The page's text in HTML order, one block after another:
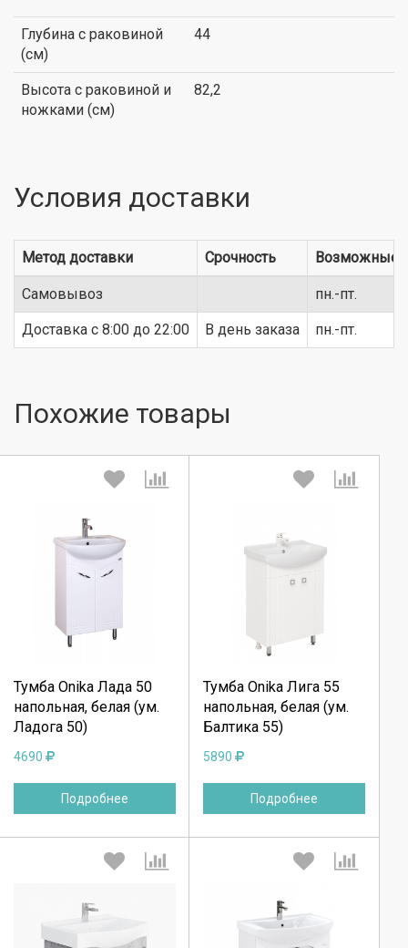
Глубина с раковиной
(см)
44
Высота с раковиной и
ножками (см)
82,2
Условия доставки
Метод доставки Срочность Возможные
Самовывоз пн.-пт.
Доставка c 8:00 до 22:00 В день заказа пн.-пт.
Похожие товары
Тумба Onika Лада 50
напольная, белая (ум.
Ладога 50)
4690
Подробнее
Продолжить
Отмена
Тумба Onika Лига 55
напольная, белая (ум.
Балтика 55)
5890
Подробнее
Продолжить
Отмена